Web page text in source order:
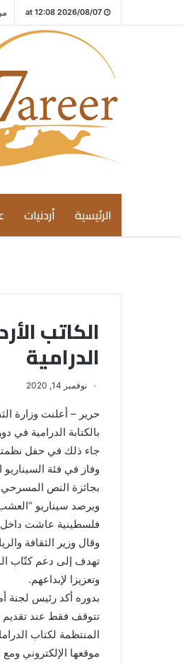
2026/08/07 at 12:08
الرئيسية أردنيات
الكاتب
الدرامية
نوفمبر 14, 2020
حرير – أعلنت وزارة
بالكتابة الدرامية في
جاء ذلك في حفل نظمته
وفاز في فئة
بجائزة النص
فلسطينية عاشت
وقال وزير الثقافة
تهدف إلى دعم كتّاب
وتعزيزا لإبداعهم.
بدوره أكد رئيس لجنة
تتوقف فقط عند تقديم
المنتظمة لكتاب
موقعها الإلكتروني